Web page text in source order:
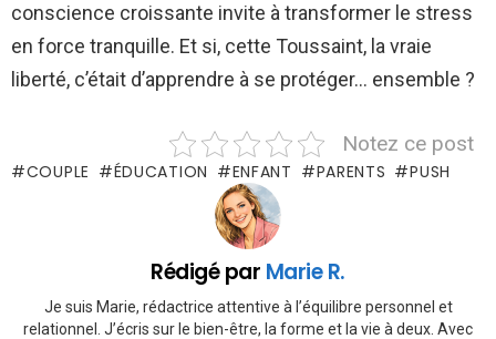
conscience croissante invite à transformer le stress
en force tranquille. Et si, cette Toussaint, la vraie
liberté, c’était d’apprendre à se protéger… ensemble ?
Notez ce post
COUPLE ÉDUCATION ENFANT PARENTS PUSH
Rédigé par Marie R.
Je suis Marie, rédactrice attentive à l’équilibre personnel et
relationnel. J’écris sur le bien-être, la forme et la vie à deux. Avec